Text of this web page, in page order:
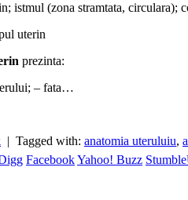
istmul (zona stramtata, circulara);
uterin
prezinta:
– fata…
| Tagged with: anatomia uteruluiu,
FacebookYahoo! Buzz